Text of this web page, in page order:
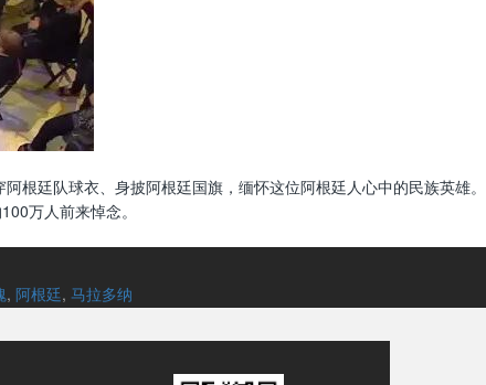
根廷队球衣、身披阿根廷国旗，缅怀这位阿根廷人心中的民族英雄。
万人前来悼念。
, 阿根廷, 马拉多纳